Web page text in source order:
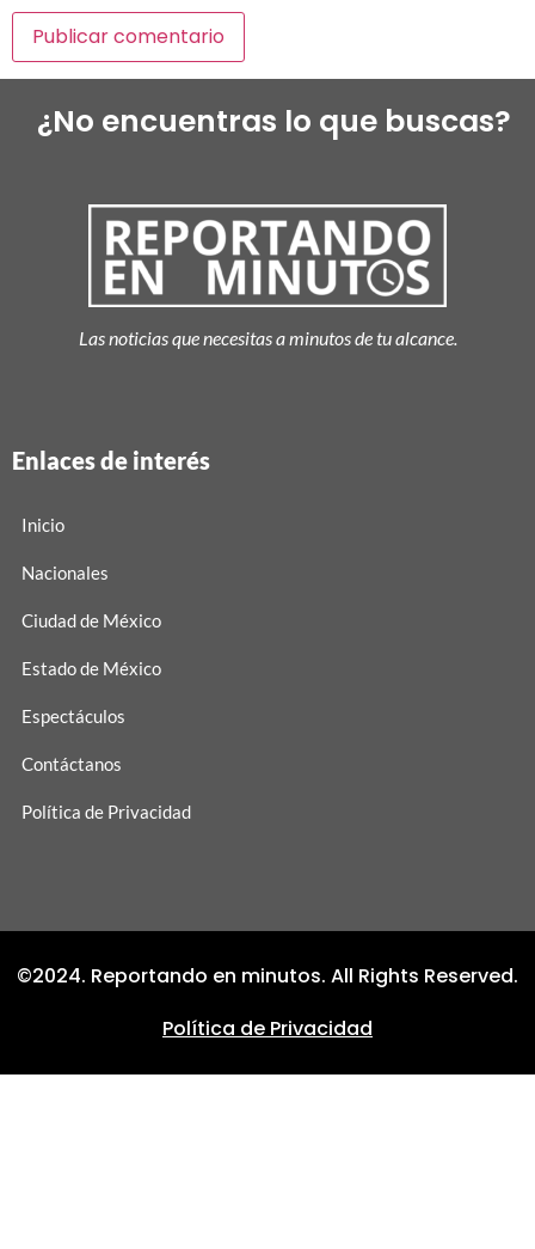
¿No encuentras lo que buscas?
Las noticias que necesitas a minutos de tu alcance.
Enlaces de interés
Inicio
Nacionales
Ciudad de México
Estado de México
Espectáculos
Contáctanos
Política de Privacidad
©2024. Reportando en minutos. All Rights Reserved.
Política de Privacidad